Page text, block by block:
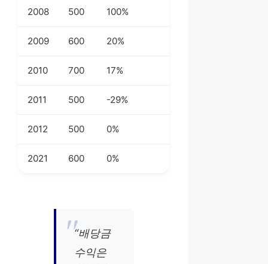
2008 500 100%
2009 600 20%
2010 700 17%
2011 500 -29%
2012 500 0%
2021 600 0%
“배당금
수익은